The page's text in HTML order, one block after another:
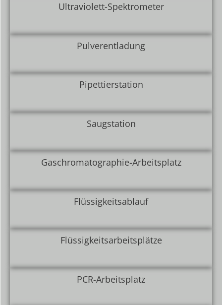
Ultraviolett-Spektrometer
Pulverentladung
Pipettierstation
Saugstation
Gaschromatographie-Arbeitsplatz
Flüssigkeitsablauf
Flüssigkeitsarbeitsplätze
PCR-Arbeitsplatz